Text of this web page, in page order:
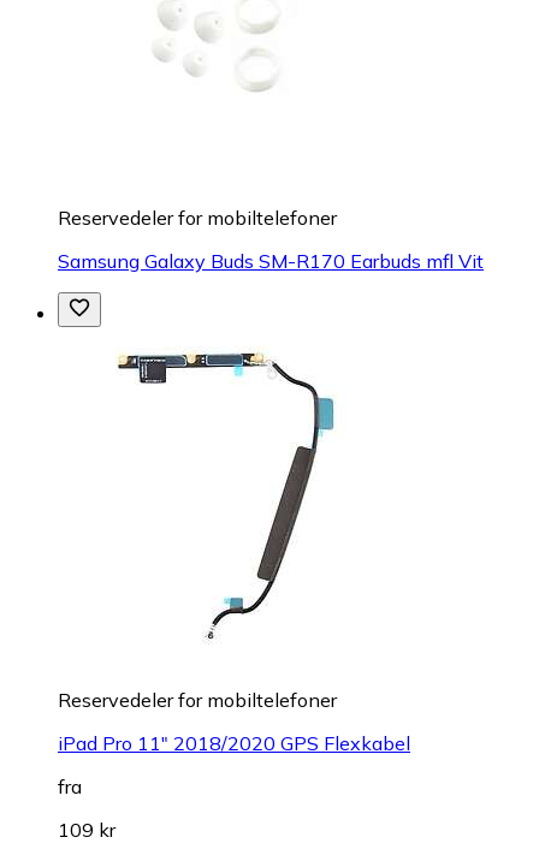
Reservedeler for mobiltelefoner
Samsung Galaxy Buds SM-R170 Earbuds mfl Vit
Reservedeler for mobiltelefoner
iPad Pro 11" 2018/2020 GPS Flexkabel
fra
109 kr